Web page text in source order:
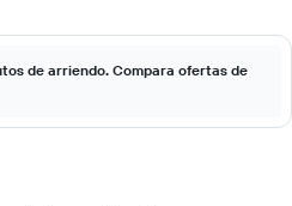
de arriendo. Compara ofertas de